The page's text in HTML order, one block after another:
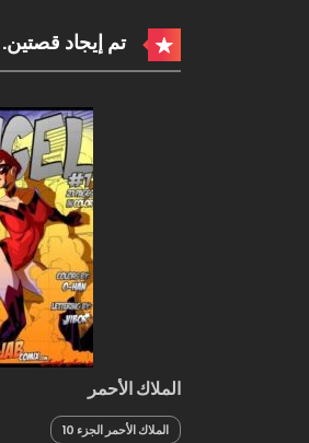
تم إيجاد قصتين.
الملاك الأحمر
الملاك الأحمر الجزء 10